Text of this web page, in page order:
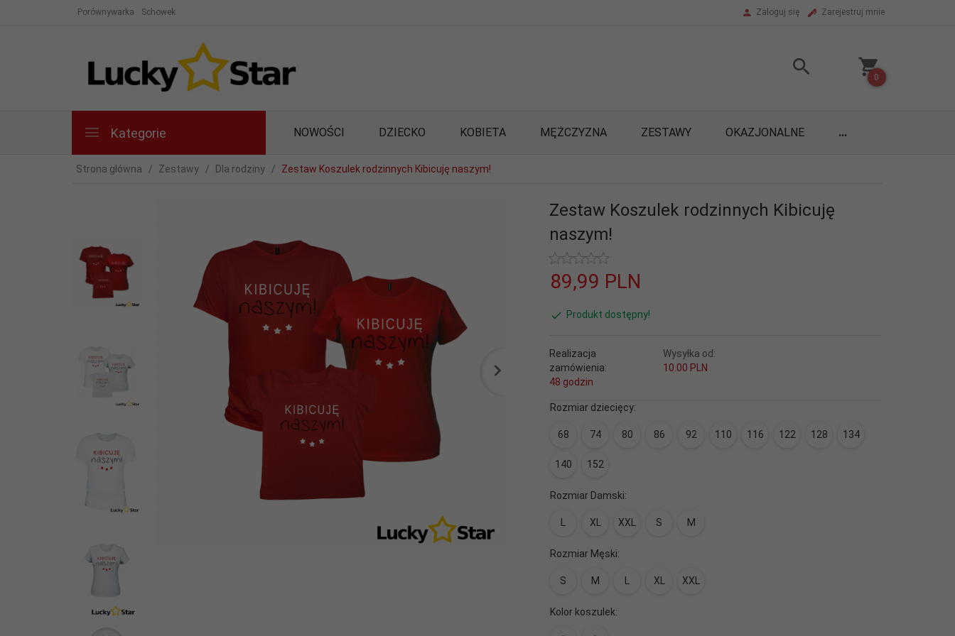
Porównywarka Schowek Zaloguj się Zarejestruj mnie
0
Kategorie NOWOŚCI DZIECKO KOBIETA MĘŻCZYZNA ZESTAWY OKAZJONALNE ...
Strona główna Zestawy Dla rodziny Zestaw Koszulek rodzinnych Kibicuję naszym!
Zestaw Koszulek rodzinnych Kibicuję
naszym!
89,99 PLN
Produkt dostępny!
Realizacja
zamówienia:
48 godzin
Wysyłka od:
10.00 PLN
Rozmiar dziecięcy:
68 74 80 86 92 110 116 122 128 134
140 152
Rozmiar Damski:
XL XXL S M
Rozmiar Męski:
S M XL XXL
Kolor koszulek: